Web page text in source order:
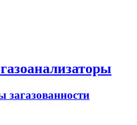
загазованности